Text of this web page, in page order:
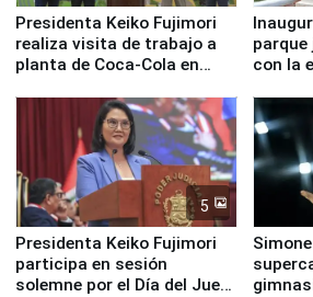
Presidenta Keiko Fujimori
realiza visita de trabajo a
planta de Coca-Cola en
parque
con la
5
Presidenta Keiko Fujimori
participa en sesión
solemne por el Día del Juez